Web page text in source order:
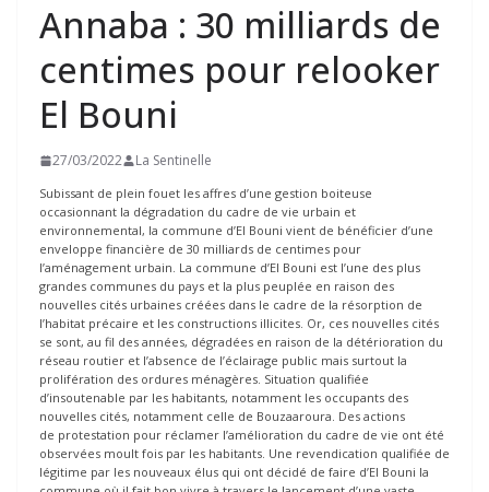
Annaba : 30 milliards de
centimes pour relooker
El Bouni
27/03/2022 La Sentinelle
Subissant de plein fouet les affres d’une gestion boiteuse
occasionnant la dégradation du cadre de vie urbain et
environnemental, la commune d’El Bouni vient de bénéficier d’une
enveloppe financière de 30 milliards de centimes pour
l’aménagement urbain. La commune d’El Bouni est l’une des plus
grandes communes du pays et la plus peuplée en raison des
nouvelles cités urbaines créées dans le cadre de la résorption de
l’habitat précaire et les constructions illicites. Or, ces nouvelles cités
se sont, au fil des années, dégradées en raison de la détérioration du
réseau routier et l’absence de l’éclairage public mais surtout la
prolifération des ordures ménagères. Situation qualifiée
d’insoutenable par les habitants, notamment les occupants des
nouvelles cités, notamment celle de Bouzaaroura. Des actions
de protestation pour réclamer l’amélioration du cadre de vie ont été
observées moult fois par les habitants. Une revendication qualifiée de
légitime par les nouveaux élus qui ont décidé de faire d’El Bouni la